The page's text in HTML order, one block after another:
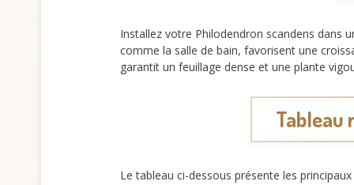
Installez votre Philodendron scandens dans
comme la salle de bain, favorisent une
garantit un feuillage dense et une plante
Tableau
Le tableau ci-dessous présente les